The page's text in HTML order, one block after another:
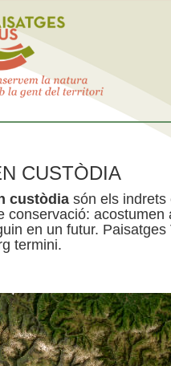
CUSTÒDIA
custòdia són els indrets
conservació:
en un futur.
termini.